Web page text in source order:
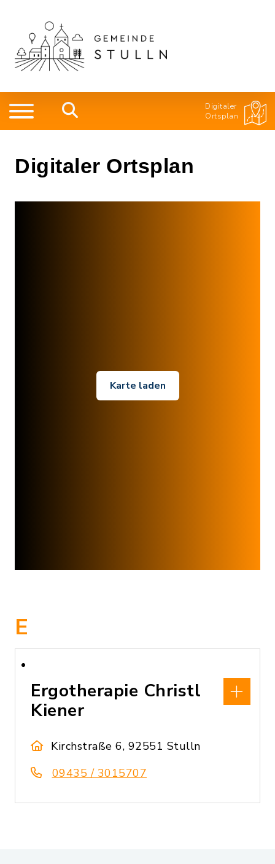
Digitaler
Ortsplan
Digitaler Ortsplan
Karte laden
E
Ergotherapie Christl
Kiener
Kirchstraße 6, 92551 Stulln
09435 / 3015707